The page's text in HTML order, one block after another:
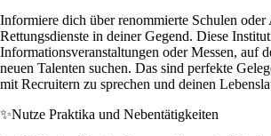
Informiere dich über renommierte Schulen oder
Rettungsdienste in deiner Gegend. Diese
Informationsveranstaltungen oder Messen, auf
neuen Talenten suchen. Das sind perfekte
mit Recruitern zu sprechen und deinen
✨Nutze Praktika und Nebentätigkeiten